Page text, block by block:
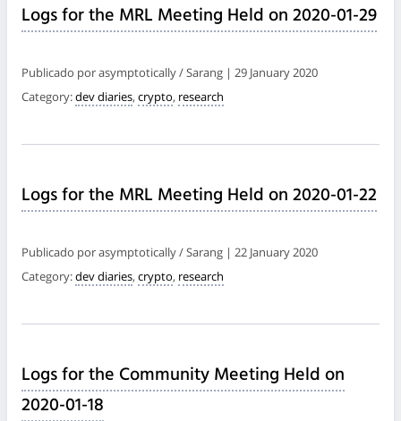
Logs for the MRL Meeting Held on 2020-01-29
Publicado por asymptotically / Sarang | 29 January 2020
Category:dev diaries, crypto, research
Logs for the MRL Meeting Held on 2020-01-22
Publicado por asymptotically / Sarang | 22 January 2020
Category:dev diaries, crypto, research
Logs for the Community Meeting Held on
2020-01-18